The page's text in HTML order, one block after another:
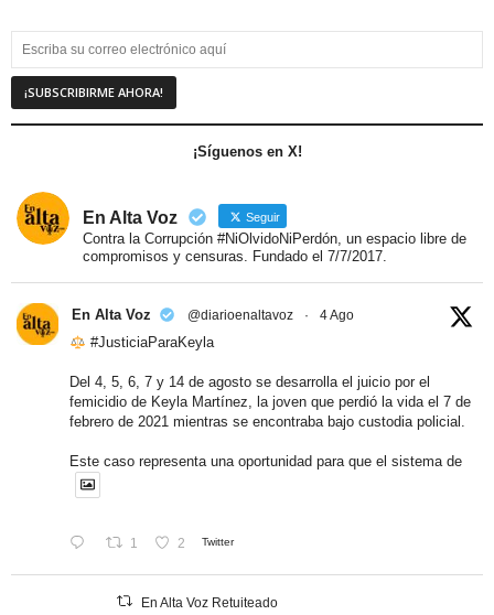
¡Síguenos en X!
En Alta Voz Seguir
Contra la Corrupción #NiOlvidoNiPerdón, un espacio libre de
compromisos y censuras. Fundado el 7/7/2017.
En Alta Voz @diarioenaltavoz · 4 Ago
#JusticiaParaKeyla
Del 4, 5, 6, 7 y 14 de agosto se desarrolla el juicio por el
femicidio de Keyla Martínez, la joven que perdió la vida el 7 de
febrero de 2021 mientras se encontraba bajo custodia policial.
Este caso representa una oportunidad para que el sistema de
1 2 Twitter
En Alta Voz Retuiteado